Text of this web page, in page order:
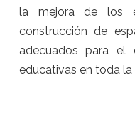
la mejora de los
construcción de
adecuados para el
educativas en toda la